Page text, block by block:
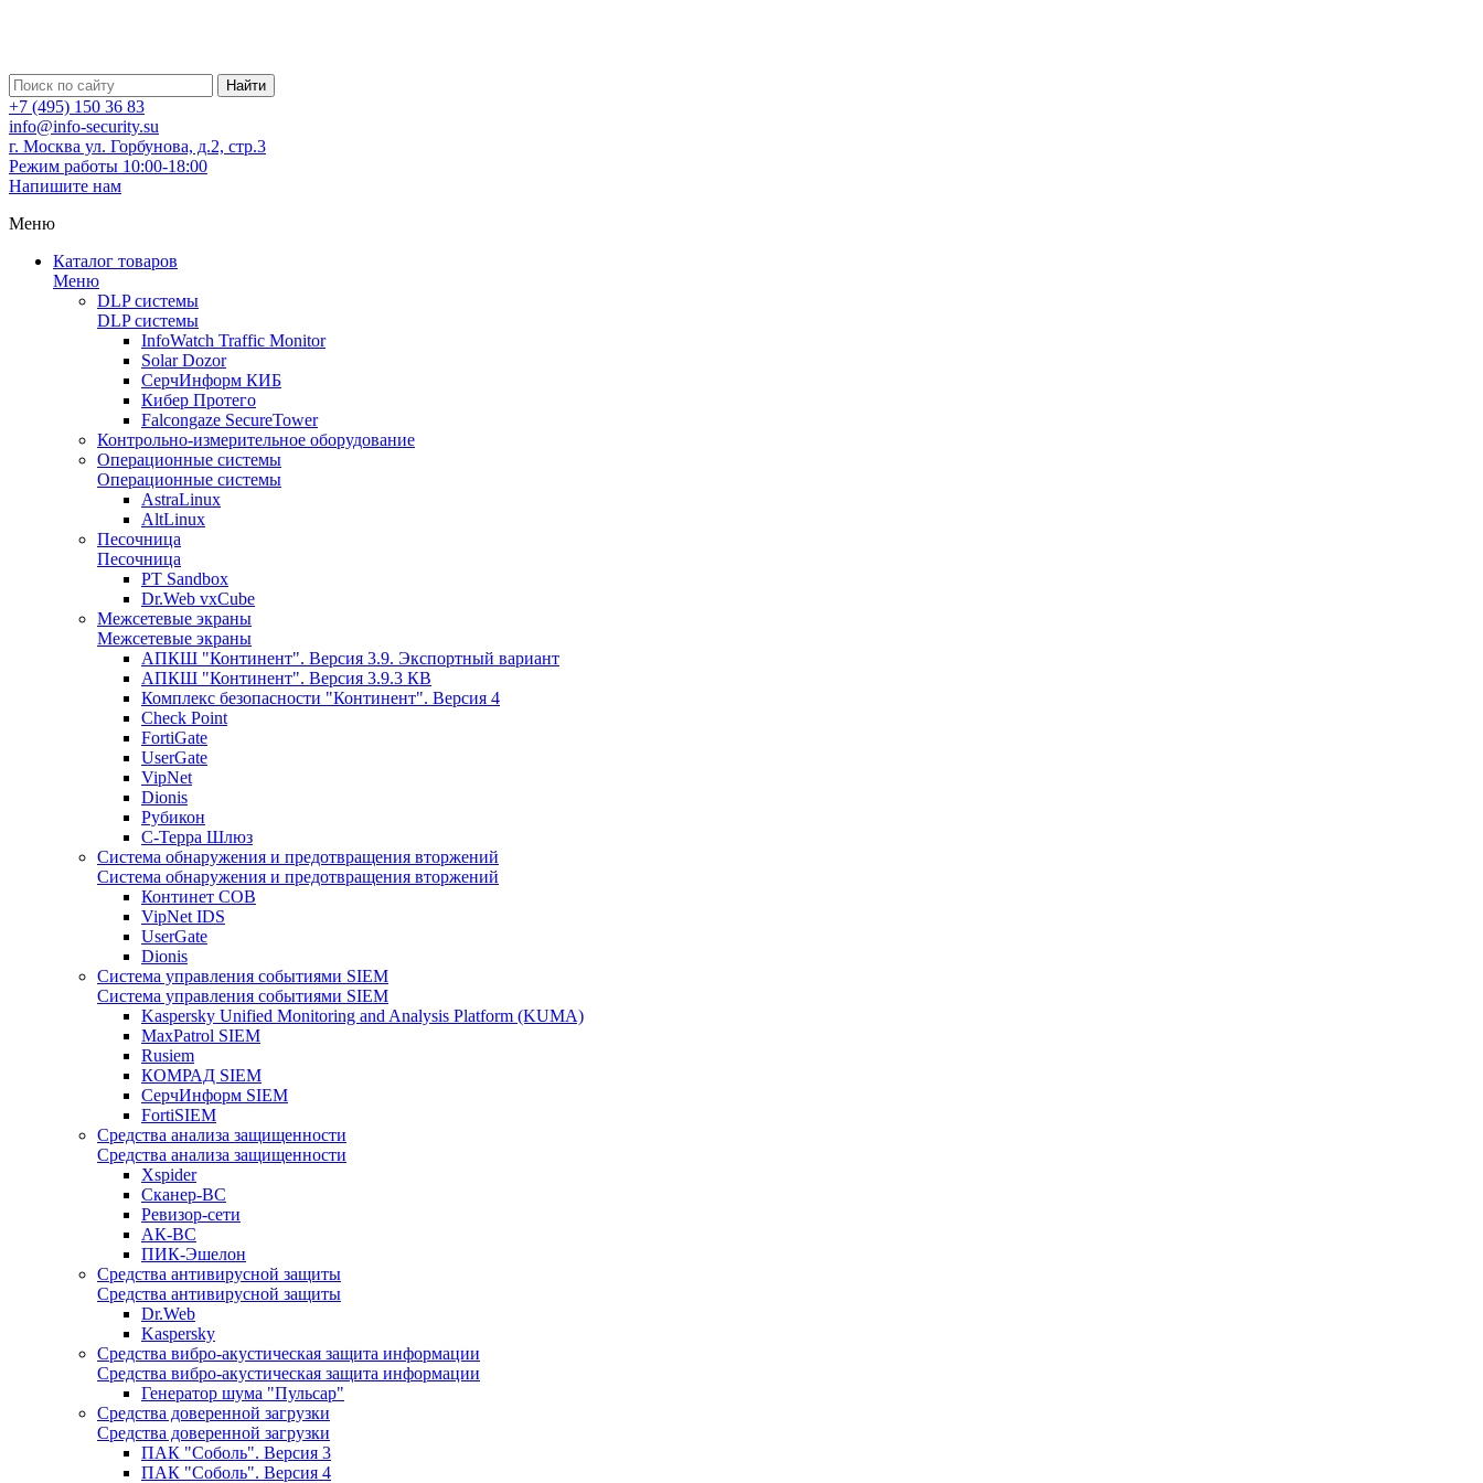
Найти
+7 (495) 150 36 83
info@info-security.su
г. Москва ул. Горбунова, д.2, стр.3
Режим работы 10:00-18:00
Напишите нам
Меню
Каталог товаров
Меню
DLP системы
DLP системы
InfoWatch Traffic Monitor
Solar Dozor
СерчИнформ КИБ
Кибер Протего
Falcongaze SecureTower
Контрольно-измерительное оборудование
Операционные системы
Операционные системы
AstraLinux
AltLinux
Песочница
Песочница
PT Sandbox
Dr.Web vxCube
Межсетевые экраны
Межсетевые экраны
АПКШ "Континент". Версия 3.9. Экспортный вариант
АПКШ "Континент". Версия 3.9.3 КВ
Комплекс безопасности "Континент". Версия 4
Check Point
FortiGate
UserGate
VipNet
Dionis
Рубикон
С-Терра Шлюз
Система обнаружения и предотвращения вторжений
Система обнаружения и предотвращения вторжений
Континет СОВ
VipNet IDS
UserGate
Dionis
Система управления событиями SIEM
Система управления событиями SIEM
Kaspersky Unified Monitoring and Analysis Platform (KUMA)
MaxPatrol SIEM
Rusiem
КОМРАД SIEM
СерчИнформ SIEM
FortiSIEM
Средства анализа защищенности
Средства анализа защищенности
Xspider
Сканер-ВС
Ревизор-сети
АК-ВС
ПИК-Эшелон
Средства антивирусной защиты
Средства антивирусной защиты
Dr.Web
Kaspersky
Средства вибро-акустическая защита информации
Средства вибро-акустическая защита информации
Генератор шума "Пульсар"
Средства доверенной загрузки
Средства доверенной загрузки
ПАК "Соболь". Версия 3
ПАК "Соболь". Версия 4